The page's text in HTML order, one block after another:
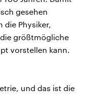
gesehen
die Physiker,
größtmögliche
vorstellen kann.
und das ist die